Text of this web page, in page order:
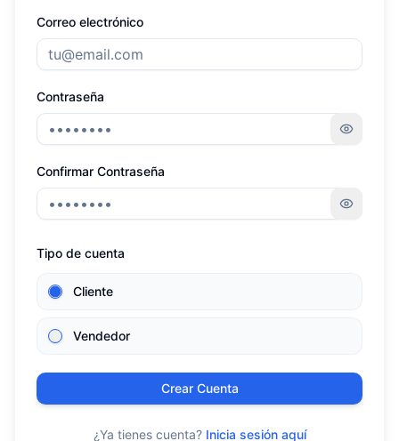
Correo electrónico
Contraseña
Confirmar Contraseña
Tipo de cuenta
Cliente
Vendedor
Crear Cuenta
¿Ya tienes cuenta? Inicia sesión aquí